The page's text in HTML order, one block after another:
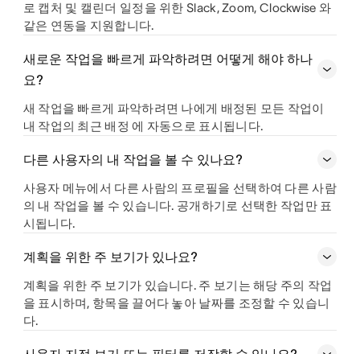
로 캡처 및 캘린더 일정을 위한 Slack, Zoom, Clockwise 와
같은 연동을 지원합니다.
새로운 작업을 빠르게 파악하려면 어떻게 해야 하나
요?
새 작업을 빠르게 파악하려면 나에게 배정된 모든 작업이
내 작업의 최근 배정 에 자동으로 표시됩니다.
다른 사용자의 내 작업을 볼 수 있나요?
사용자 메뉴에서 다른 사람의 프로필을 선택하여 다른 사람
의 내 작업을 볼 수 있습니다. 공개하기로 선택한 작업만 표
시됩니다.
계획을 위한 주 보기가 있나요?
계획을 위한 주 보기가 있습니다. 주 보기는 해당 주의 작업
을 표시하며, 항목을 끌어다 놓아 날짜를 조정할 수 있습니
다.